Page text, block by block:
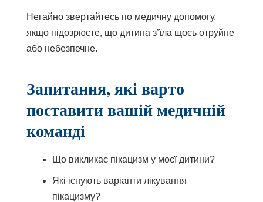
Негайно звертайтесь по медичну допомогу,
якщо підозрюєте, що дитина з’їла щось отруйне
або небезпечне.
Запитання, які варто
поставити вашій медичній
команді
Що викликає пікацизм у моєї дитини?
Які існують варіанти лікування
пікацизму?